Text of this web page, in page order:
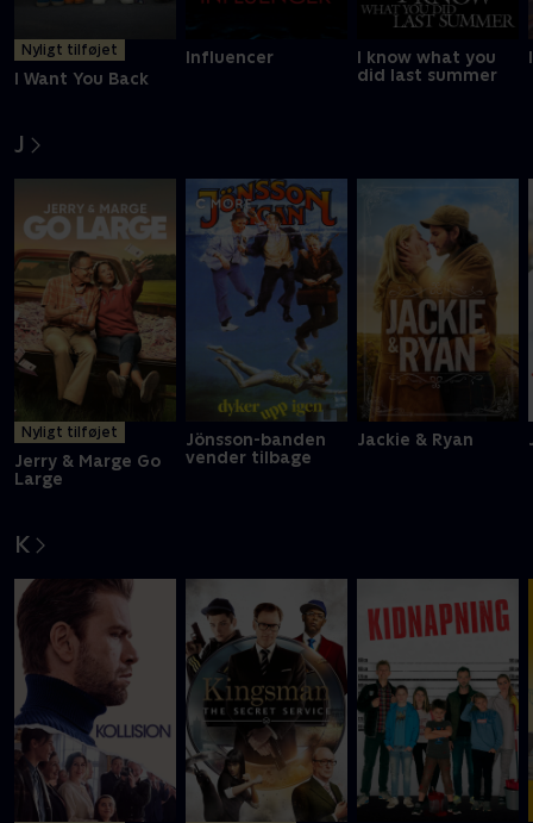
Nyligt tilføjet
I Want You Back
Influencer
I know what you
did last summer
J
Nyligt tilføjet
Jerry & Marge Go
Large
Jönsson-banden
vender tilbage
Jackie & Ryan
K